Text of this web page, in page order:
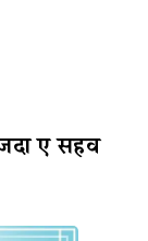
ए सहव